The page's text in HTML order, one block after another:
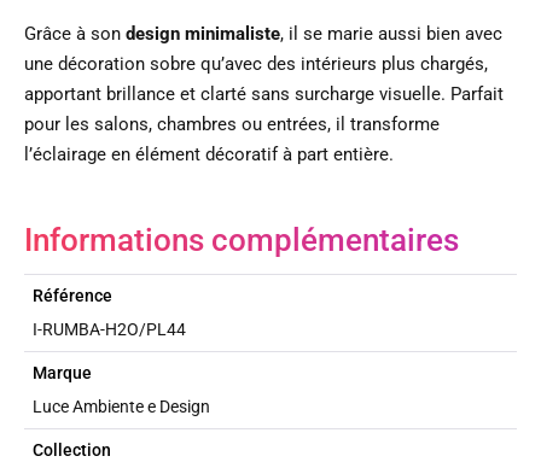
Grâce à son design minimaliste, il se marie aussi bien avec
une décoration sobre qu’avec des intérieurs plus chargés,
apportant brillance et clarté sans surcharge visuelle. Parfait
pour les salons, chambres ou entrées, il transforme
l’éclairage en élément décoratif à part entière.
Informations complémentaires
Référence
I-RUMBA-H2O/PL44
Marque
Luce Ambiente e Design
Collection